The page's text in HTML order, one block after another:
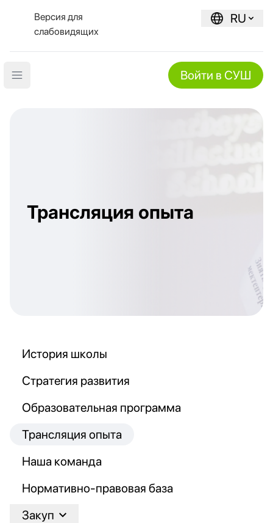
Версия для
слабовидящих
RU
Open main menu Войти в СУШ
Трансляция опыта
История школы
Стратегия развития
Образовательная программа
Трансляция опыта
Наша команда
Нормативно-правовая база
Закуп